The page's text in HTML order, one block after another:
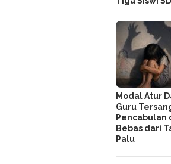
Modal Atur
Guru
Pencabulan
Bebas dari
Palu